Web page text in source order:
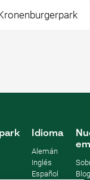
Idioma
Alemán
Inglés
Español
Blog